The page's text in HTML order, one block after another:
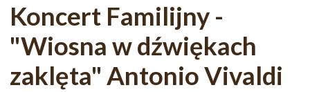
Koncert Familijny -
"Wiosna w dźwiękach
zaklęta" Antonio Vivaldi